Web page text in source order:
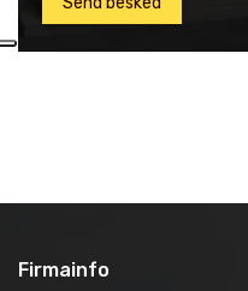
Firmainfo